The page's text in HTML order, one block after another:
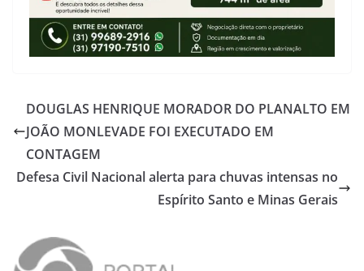
DOUGLAS HENRIQUE MORADOR DO PLANALTO EM
JOÃO MONLEVADE FOI EXECUTADO EM
CONTAGEM
Defesa Civil Nacional alerta para chuvas intensas no
Espírito Santo e Minas Gerais